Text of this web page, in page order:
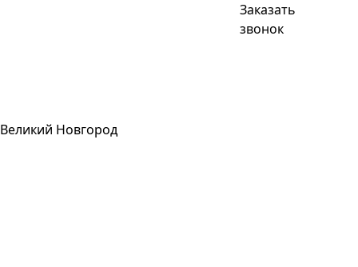
Великий Новгород
Заказать
звонок